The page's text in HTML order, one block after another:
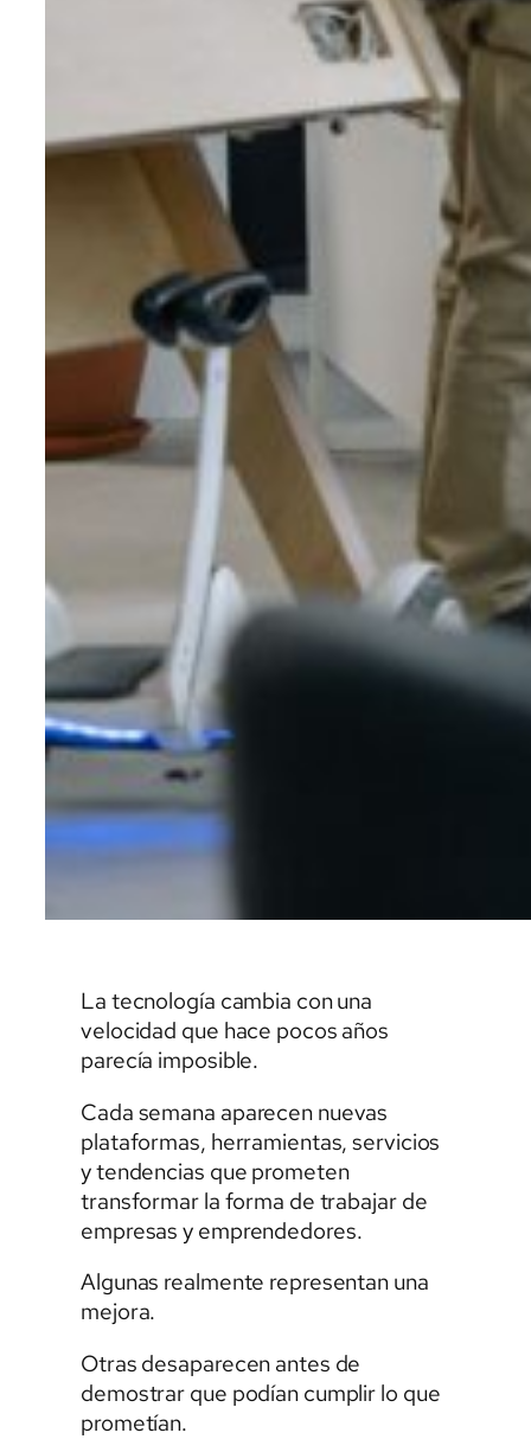
La tecnología cambia con una
velocidad que hace pocos años
parecía imposible.
Cada semana aparecen nuevas
plataformas, herramientas, servicios
y tendencias que prometen
transformar la forma de trabajar de
empresas y emprendedores.
Algunas realmente representan una
mejora.
Otras desaparecen antes de
demostrar que podían cumplir lo que
prometían.